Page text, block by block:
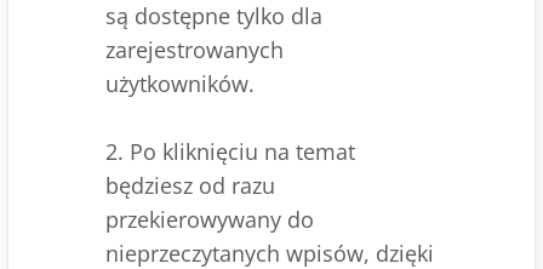
są dostępne tylko dla
zarejestrowanych
użytkowników.
2. Po kliknięciu na temat
będziesz od razu
przekierowywany do
nieprzeczytanych wpisów, dzięki